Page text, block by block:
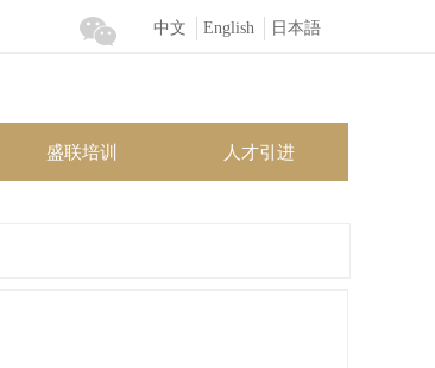
盛联培训 人才引进
中文 English 日本語